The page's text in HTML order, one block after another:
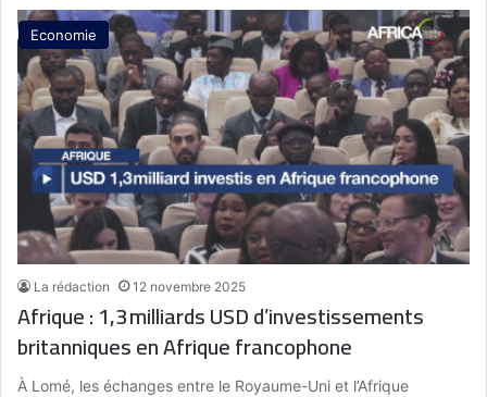
Economie
La rédaction 12 novembre 2025
Afrique : 1,3 milliards USD d’investissements
britanniques en Afrique francophone
À Lomé, les échanges entre le Royaume-Uni et l’Afrique